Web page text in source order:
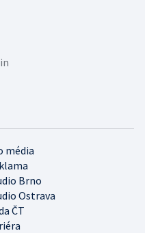
média
Brno
Ostrava
ČT